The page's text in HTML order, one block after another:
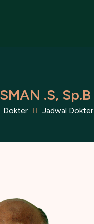
SMAN .S, Sp.B
Dokter Jadwal Dokter